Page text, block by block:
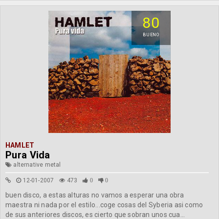
80
BUENO
HAMLET
Pura Vida
alternative metal
12-01-2007 473 0 0
buen disco, a estas alturas no vamos a esperar una obra
maestra ni nada por el estilo...coge cosas del Syberia asi como
de sus anteriores discos, es cierto que sobran unos cua...